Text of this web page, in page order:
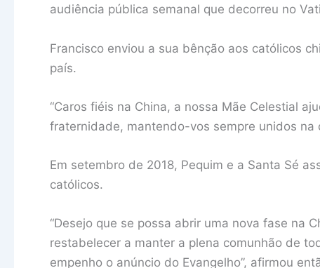
audiência pública semanal que decorreu no
Francisco enviou a sua bênção aos católicos
país.
“Caros fiéis na China, a nossa Mãe Celestial
fraternidade, mantendo-vos sempre unidos na
Em setembro de 2018, Pequim e a Santa Sé
católicos.
“Desejo que se possa abrir uma nova fase na
restabelecer a manter a plena comunhão de
empenho o anúncio do Evangelho”, afirmou